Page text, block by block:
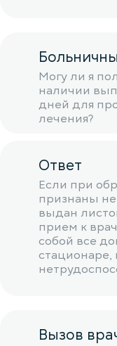
Могу ли я
наличии
дней для
лечения?
Ответ
Если при
признаны
выдан
прием к
собой все
стационаре,
Вызов